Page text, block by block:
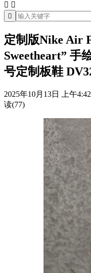
 

定制版Nike Air
Sweetheart” 手
号定制板鞋
2025年10月13日 上午4:42
读(77)